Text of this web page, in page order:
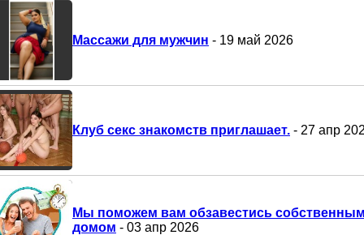
Массажи для мужчин - 19 май 2026
Клуб секс знакомств приглашает. - 27 апр
Мы поможем вам обзавестись
домом - 03 апр 2026